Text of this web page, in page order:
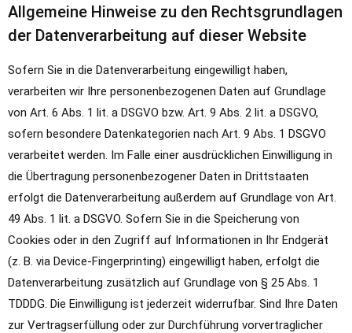
Allgemeine Hinweise zu den Rechtsgrundlagen
der Datenverarbeitung auf dieser Website
Sofern Sie in die Datenverarbeitung eingewilligt haben,
verarbeiten wir Ihre personenbezogenen Daten auf Grundlage
von Art. 6 Abs. 1 lit. a DSGVO bzw. Art. 9 Abs. 2 lit. a DSGVO,
sofern besondere Datenkategorien nach Art. 9 Abs. 1 DSGVO
verarbeitet werden. Im Falle einer ausdrücklichen Einwilligung in
die Übertragung personenbezogener Daten in Drittstaaten
erfolgt die Datenverarbeitung außerdem auf Grundlage von Art.
49 Abs. 1 lit. a DSGVO. Sofern Sie in die Speicherung von
Cookies oder in den Zugriff auf Informationen in Ihr Endgerät
(z. B. via Device-Fingerprinting) eingewilligt haben, erfolgt die
Datenverarbeitung zusätzlich auf Grundlage von § 25 Abs. 1
TDDDG. Die Einwilligung ist jederzeit widerrufbar. Sind Ihre Daten
zur Vertragserfüllung oder zur Durchführung vorvertraglicher